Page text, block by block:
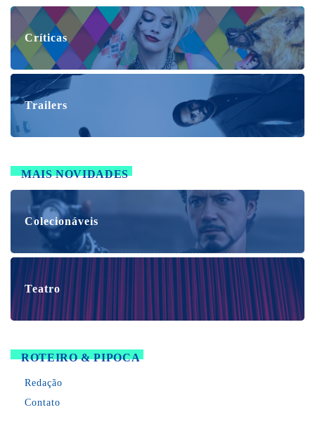
Críticas
Trailers
MAIS NOVIDADES
Colecionáveis
Teatro
ROTEIRO & PIPOCA
Redação
Contato